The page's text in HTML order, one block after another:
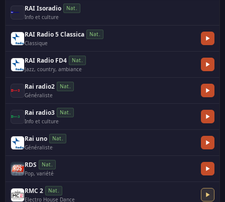
RAI Isoradio
Nat.
Info et culture·
RAI Radio 5 Classica
Nat.
Classique
RAI Radio FD4
Nat.
Jazz, country, ambiance·
Rai radio2
Nat.
Généraliste
Rai radio3
Nat.
Info et culture·
Rai uno
Nat.
Généraliste·
RDS
Nat.
Pop, variété·
RMC 2
Nat.
Electro House Dance·